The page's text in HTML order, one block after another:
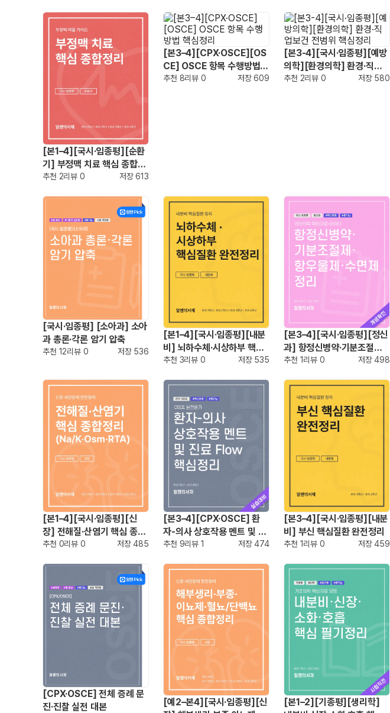
[본1–4][국시·임종평][순환
기] 부정맥 치료 핵심 종합정
리
추천 2리뷰 0 저장613
[본3–4][CPX·OSCE][OS
CE] OSCE 항목 수행방법
핵심정리
추천 8리뷰 0 저장609
[본3-4][국시·임종평][예방
의학][환경의학] 환경·직업
보건 전범위 핵심정리
추천 2리뷰 0 저장 580
[국시·임종평] [소아과] 소아
과 총론·각론 암기 압축
추천 12리뷰 0 저장 536
[본1–4][국시·임종평][내분
비] 뇌하수체·시상하부 핵심
질환 완전정리
추천 3리뷰 0 저장 535
[본3–4][국시·임종평][정신
과] 항정신병약·기분조절제·
항우울제·수면제 정리
추천 1리뷰 0 저장498
[본1–4][국시·임종평][신
장] 전해질·산염기 핵심 종합
정리 (Na/K·Osm·RTA)
추천 0리뷰 0 저장485
[본3–4][CPX·OSCE] 환
자-의사 상호작용 멘트 및 진
료 Flow 핵심정리
추천 9리뷰 1 저장474
[본3–4][국시·임종평][내분
비] 부신 핵심질환 완전정리
추천 1리뷰 0 저장459
[CPX·OSCE] 전체 증례 문
진·진찰 실전 대본
[예2–본4][국시·임종평][신
[본1–2][기종평][생리학]